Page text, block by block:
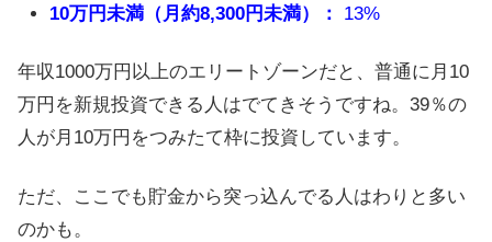
10万円未満（月約8,300円未満）：
13%
年収1000万円以上のエリートゾーンだと、普通に月10
万円を新規投資できる人はでてきそうですね。39％の
人が月10万円をつみたて枠に投資しています。
ただ、ここでも貯金から突っ込んでる人はわりと多い
のかも。